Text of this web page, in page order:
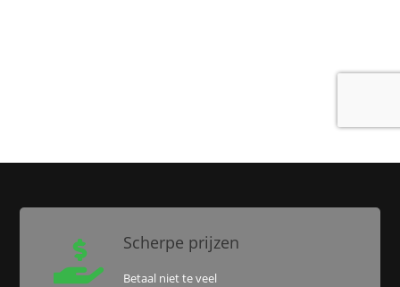
 Scherpe prijzen
Betaal niet te veel